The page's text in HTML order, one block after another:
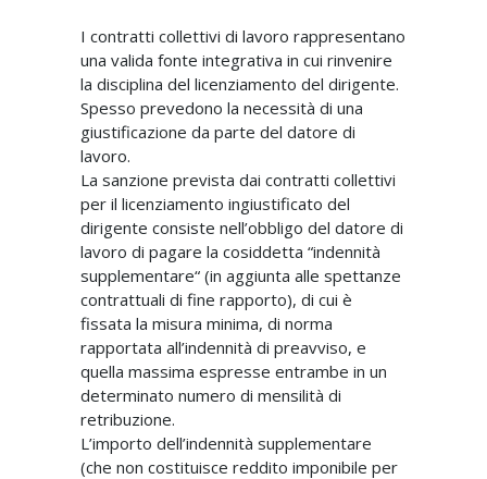
I contratti collettivi di lavoro rappresentano
una valida fonte integrativa in cui rinvenire
la disciplina del licenziamento del dirigente.
Spesso prevedono la necessità di una
giustificazione da parte del datore di
lavoro.
La sanzione prevista dai contratti collettivi
per il licenziamento ingiustificato del
dirigente consiste nell’obbligo del datore di
lavoro di pagare la cosiddetta “indennità
supplementare“ (in aggiunta alle spettanze
contrattuali di fine rapporto), di cui è
fissata la misura minima, di norma
rapportata all’indennità di preavviso, e
quella massima espresse entrambe in un
determinato numero di mensilità di
retribuzione.
L’importo dell’indennità supplementare
(che non costituisce reddito imponibile per